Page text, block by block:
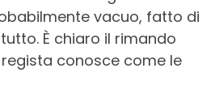
vacuo, fatto di
È chiaro il rimando
conosce come le